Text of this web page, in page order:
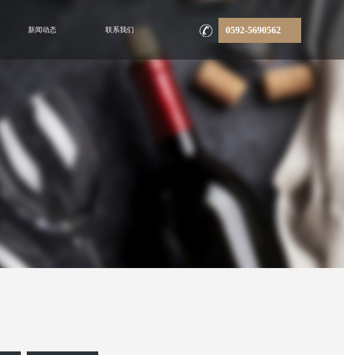
新闻动态 联系我们 0592-5690562